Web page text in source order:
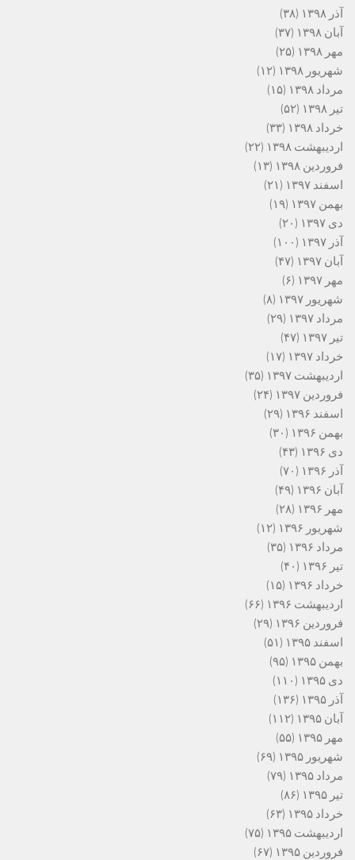
آذر ۱۳۹۸
(۳۸)
آبان ۱۳۹۸
(۳۷)
مهر ۱۳۹۸
(۲۵)
شهریور ۱۳۹۸
(۱۲)
مرداد ۱۳۹۸
(۱۵)
تیر ۱۳۹۸
(۵۲)
خرداد ۱۳۹۸
(۳۳)
اردیبهشت ۱۳۹۸
(۲۲)
فروردین ۱۳۹۸
(۱۳)
اسفند ۱۳۹۷
(۲۱)
بهمن ۱۳۹۷
(۱۹)
دی ۱۳۹۷
(۲۰)
آذر ۱۳۹۷
(۱۰۰)
آبان ۱۳۹۷
(۴۷)
مهر ۱۳۹۷
(۶)
شهریور ۱۳۹۷
(۸)
مرداد ۱۳۹۷
(۲۹)
تیر ۱۳۹۷
(۴۷)
خرداد ۱۳۹۷
(۱۷)
اردیبهشت ۱۳۹۷
(۳۵)
فروردین ۱۳۹۷
(۲۴)
اسفند ۱۳۹۶
(۲۹)
بهمن ۱۳۹۶
(۳۰)
دی ۱۳۹۶
(۴۳)
آذر ۱۳۹۶
(۷۰)
آبان ۱۳۹۶
(۴۹)
مهر ۱۳۹۶
(۲۸)
شهریور ۱۳۹۶
(۱۲)
مرداد ۱۳۹۶
(۳۵)
تیر ۱۳۹۶
(۴۰)
خرداد ۱۳۹۶
(۱۵)
اردیبهشت ۱۳۹۶
(۶۶)
فروردین ۱۳۹۶
(۲۹)
اسفند ۱۳۹۵
(۵۱)
بهمن ۱۳۹۵
(۹۵)
دی ۱۳۹۵
(۱۱۰)
آذر ۱۳۹۵
(۱۳۶)
آبان ۱۳۹۵
(۱۱۲)
مهر ۱۳۹۵
(۵۵)
شهریور ۱۳۹۵
(۶۹)
مرداد ۱۳۹۵
(۷۹)
تیر ۱۳۹۵
(۸۶)
خرداد ۱۳۹۵
(۶۳)
اردیبهشت ۱۳۹۵
(۷۵)
فروردین ۱۳۹۵
(۶۷)